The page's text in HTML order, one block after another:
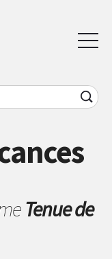
Tenue de